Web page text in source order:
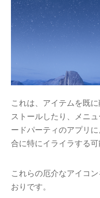
これは、アイテムを既
ストールしたり、メニ
ードパーティのアプリ
合に特にイライラする
これらの厄介なアイコ
おりです。